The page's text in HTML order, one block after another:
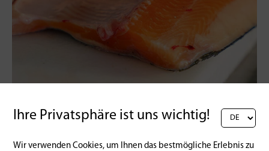
Schweiz | Produkte 16 | 03 | 2026
Ihre Privatsphäre ist uns wichtig!
Wir verwenden Cookies, um Ihnen das bestmögliche Erlebnis zu